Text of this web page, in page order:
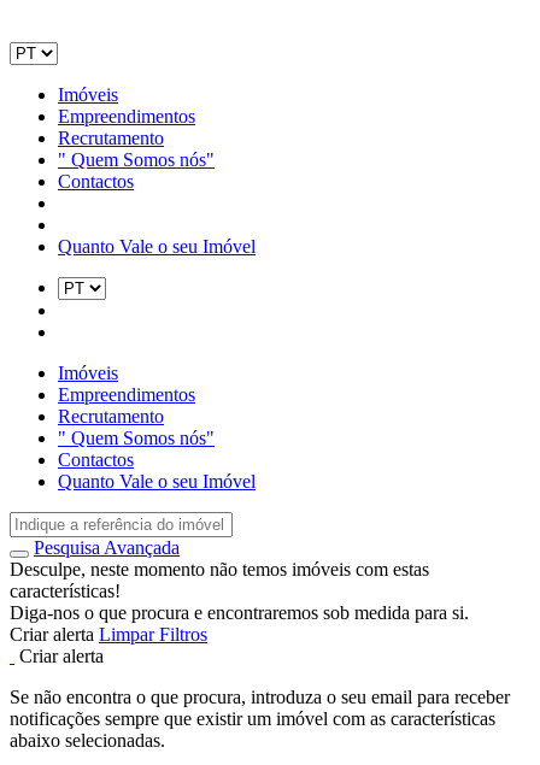
Imóveis
Empreendimentos
Recrutamento
" Quem Somos nós"
Contactos
Quanto Vale o seu Imóvel
Imóveis
Empreendimentos
Recrutamento
" Quem Somos nós"
Contactos
Quanto Vale o seu Imóvel
Pesquisa Avançada
Desculpe, neste momento não temos imóveis com estas
características!
Diga-nos o que procura e encontraremos sob medida para si.
Criar alerta Limpar Filtros
Criar alerta
Se não encontra o que procura, introduza o seu email para receber
notificações sempre que existir um imóvel com as características
abaixo selecionadas.